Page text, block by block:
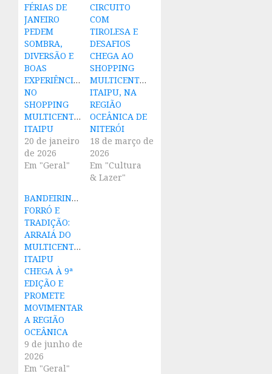
FÉRIAS DE
JANEIRO
PEDEM
SOMBRA,
DIVERSÃO E
BOAS
EXPERIÊNCIAS
NO
SHOPPING
MULTICENTER
ITAIPU
20 de janeiro
de 2026
Em "Geral"
CIRCUITO
COM
TIROLESA E
DESAFIOS
CHEGA AO
SHOPPING
MULTICENTER
ITAIPU, NA
REGIÃO
OCEÂNICA DE
NITERÓI
18 de março de
2026
Em "Cultura
& Lazer"
BANDEIRINHAS,
FORRÓ E
TRADIÇÃO:
ARRAIÁ DO
MULTICENTER
ITAIPU
CHEGA À 9ª
EDIÇÃO E
PROMETE
MOVIMENTAR
A REGIÃO
OCEÂNICA
9 de junho de
2026
Em "Geral"